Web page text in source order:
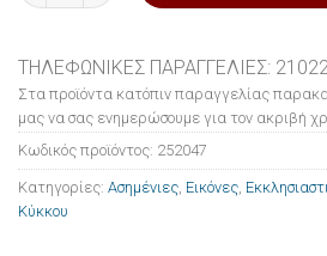
ΤΗΛΕΦΩΝΙΚΕΣ ΠΑΡΑΓΓΕΛΙΕΣ:
Στα προϊόντα κατόπιν παραγγελίας
μας να σας ενημερώσουμε για τον ακριβή
Κωδικός προϊόντος: 252047
Κατηγορίες: Ασημένιες Εικόνες
Κύκκου